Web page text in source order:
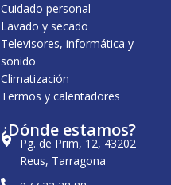
€
.
Cuidado personal
Lavado y secado
Televisores, informática y
sonido
Climatización
Termos y calentadores
¿Dónde estamos?
Pg. de Prim, 12, 43202
Reus, Tarragona